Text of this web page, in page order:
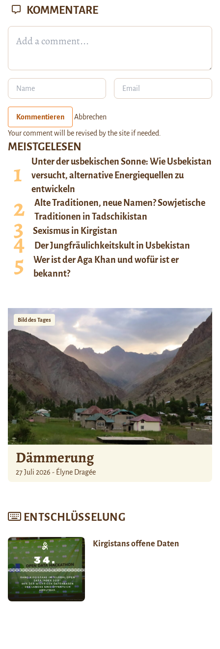
MEISTGELESEN
Unter der usbekischen Sonne: Wie Usbekistan
versucht, alternative Energiequellen zu
entwickeln
Alte Traditionen, neue Namen? Sowjetische
Traditionen in Tadschikistan
Sexismus in Kirgistan
Der Jungfräulichkeitskult in Usbekistan
Wer ist der Aga Khan und wofür ist er
bekannt?
Bild des Tages
Dämmerung
27 Juli 2026 - Élyne Dragée
ENTSCHLÜSSELUNG
Kirgistans offene Daten
KOMMENTARE
Kommentieren Abbrechen
Your comment will be revised by the site if needed.